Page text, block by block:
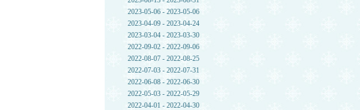
2023-05-06 - 2023-05-06
2023-04-09 - 2023-04-24
2023-03-04 - 2023-03-30
2022-09-02 - 2022-09-06
2022-08-07 - 2022-08-25
2022-07-03 - 2022-07-31
2022-06-08 - 2022-06-30
2022-05-03 - 2022-05-29
2022-04-01 - 2022-04-30